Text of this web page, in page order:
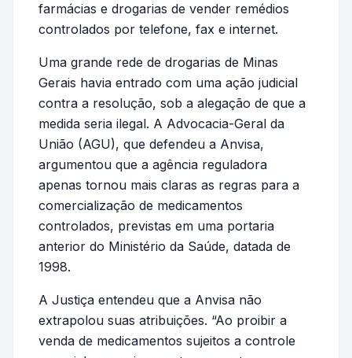
farmácias e drogarias de vender remédios
controlados por telefone, fax e internet.
Uma grande rede de drogarias de Minas
Gerais havia entrado com uma ação judicial
contra a resolução, sob a alegação de que a
medida seria ilegal. A Advocacia-Geral da
União (AGU), que defendeu a Anvisa,
argumentou que a agência reguladora
apenas tornou mais claras as regras para a
comercialização de medicamentos
controlados, previstas em uma portaria
anterior do Ministério da Saúde, datada de
1998.
A Justiça entendeu que a Anvisa não
extrapolou suas atribuições. “Ao proibir a
venda de medicamentos sujeitos a controle